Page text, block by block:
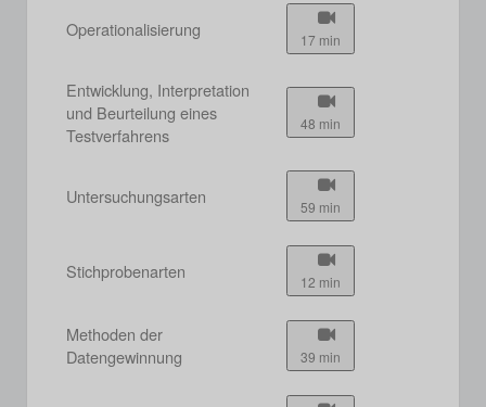
Operationalisierung 17 min
Entwicklung, Interpretation
und Beurteilung eines
Testverfahrens
48 min
Untersuchungsarten 59 min
Stichprobenarten 12 min
Methoden der
Datengewinnung
39 min